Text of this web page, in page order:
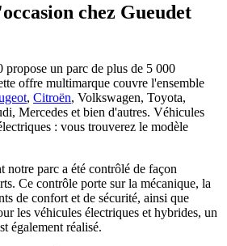
chez Gueudet
un parc de plus de 5 000
offre multimarque couvre l'ensemble
, Citroën, Volkswagen, Toyota,
Mercedes et bien d'autres. Véhicules
: vous trouverez le modèle
notre parc a été contrôlé de façon
Ce contrôle porte sur la mécanique, la
de confort et de sécurité, ainsi que
les véhicules électriques et hybrides, un
également réalisé.